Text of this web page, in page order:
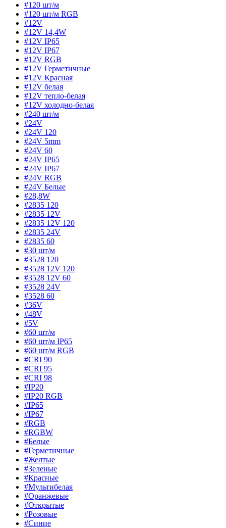
#120 шт/м
#120 шт/м RGB
#12V
#12V 14,4W
#12V IP65
#12V IP67
#12V RGB
#12V Герметичные
#12V Красная
#12V белая
#12V тепло-белая
#12V холодно-белая
#240 шт/м
#24V
#24V 120
#24V 5mm
#24V 60
#24V IP65
#24V IP67
#24V RGB
#24V Белые
#28,8W
#2835 120
#2835 12V
#2835 12V 120
#2835 24V
#2835 60
#30 шт/м
#3528 120
#3528 12V 120
#3528 12V 60
#3528 24V
#3528 60
#36V
#48V
#5V
#60 шт/м
#60 шт/м IP65
#60 шт/м RGB
#CRI 90
#CRI 95
#CRI 98
#IP20
#IP20 RGB
#IP65
#IP67
#RGB
#RGBW
#Белые
#Герметичные
#Желтые
#Зеленые
#Красные
#Мультибелая
#Оранжевые
#Открытые
#Розовые
#Синие